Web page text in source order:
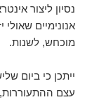
נסיון ליצור
אנונימיים
מוכחש, לשנות.
ייתכן כי ביום
עצם